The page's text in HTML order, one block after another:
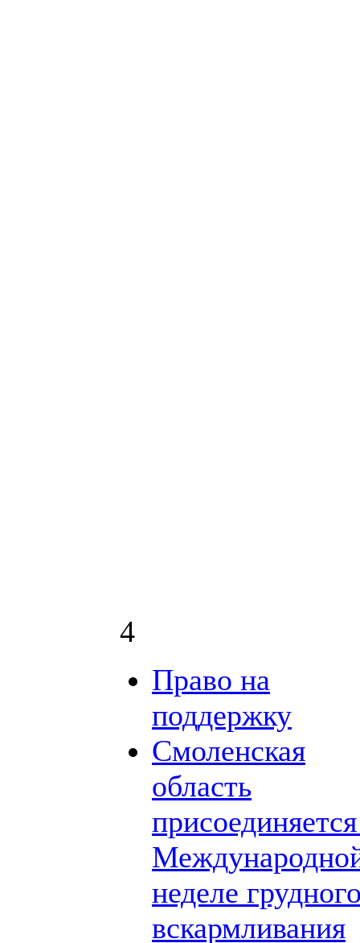
4
Право на
поддержку
Смоленская
область
неделе
вскармливания